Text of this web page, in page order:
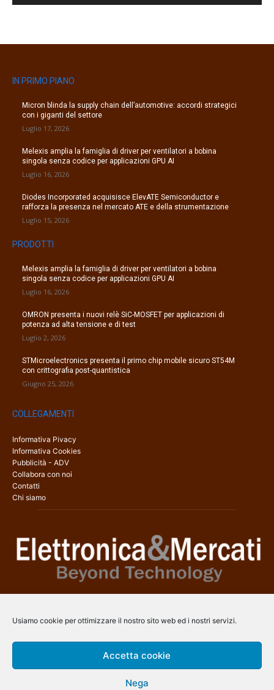
Usiamo cookie per ottimizzare il nostro sito web ed i nostri servizi.
Accetta cookie
Nega
IN PRIMO PIANO
Micron blinda la supply chain dell’automotive: accordi strategici
con i giganti del settore
Luglio 17, 2026
Melexis amplia la famiglia di driver per ventilatori a bobina
singola senza codice per applicazioni GPU AI
Luglio 16, 2026
Diodes Incorporated acquisisce ElevATE Semiconductor e
rafforza la presenza nel mercato ATE e della strumentazione
Luglio 15, 2026
PRODOTTI
Melexis amplia la famiglia di driver per ventilatori a bobina
singola senza codice per applicazioni GPU AI
Luglio 16, 2026
OMRON presenta i nuovi relè SiC-MOSFET per applicazioni di
potenza ad alta tensione e di test
Luglio 2, 2026
STMicroelectronics presenta il primo chip mobile sicuro ST54M
con crittografia post-quantistica
Giugno 25, 2026
COLLEGAMENTI
Informativa Pivacy
Informativa Cookies
Pubblicità - ADV
Collabora con noi
Contatti
Chi siamo
una copertura a 360° che coinvolge tecnologie, prodotti, mercati e
info@arscommunication.it